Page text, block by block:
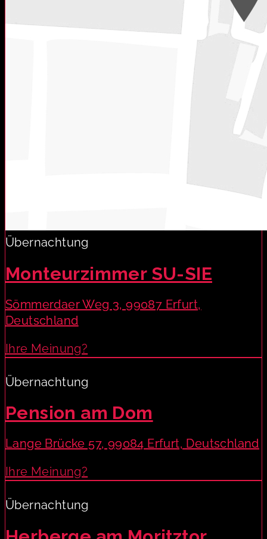
Übernachtung
Monteurzimmer SU-SIE
Sömmerdaer Weg 3, 99087 Erfurt,
Deutschland
Ihre Meinung?
Übernachtung
Pension am Dom
Lange Brücke 57, 99084 Erfurt, Deutschland
Ihre Meinung?
Übernachtung